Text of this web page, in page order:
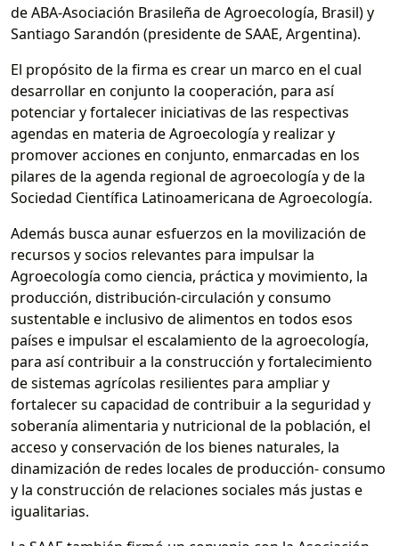
de ABA-Asociación Brasileña de Agroecología, Brasil) y
Santiago Sarandón (presidente de SAAE, Argentina).
El propósito de la firma es crear un marco en el cual
desarrollar en conjunto la cooperación, para así
potenciar y fortalecer iniciativas de las respectivas
agendas en materia de Agroecología y realizar y
promover acciones en conjunto, enmarcadas en los
pilares de la agenda regional de agroecología y de la
Sociedad Científica Latinoamericana de Agroecología.
Además busca aunar esfuerzos en la movilización de
recursos y socios relevantes para impulsar la
Agroecología como ciencia, práctica y movimiento, la
producción, distribución-circulación y consumo
sustentable e inclusivo de alimentos en todos esos
países e impulsar el escalamiento de la agroecología,
para así contribuir a la construcción y fortalecimiento
de sistemas agrícolas resilientes para ampliar y
fortalecer su capacidad de contribuir a la seguridad y
soberanía alimentaria y nutricional de la población, el
acceso y conservación de los bienes naturales, la
dinamización de redes locales de producción- consumo
y la construcción de relaciones sociales más justas e
igualitarias.